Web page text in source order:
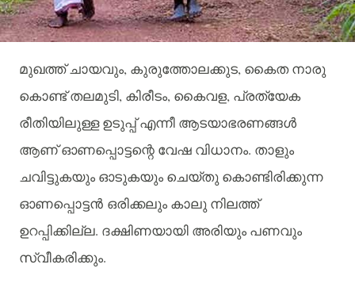
മുഖത്ത് ചായവും, കുരുത്തോലക്കുട, കൈത നാരു
കൊണ്ട് തലമുടി, കിരീടം, കൈവള, പ്രത്യേക
രീതിയിലുള്ള ഉടുപ്പ് എന്നീ ആടയാഭരണങ്ങള്‍
ആണ് ഓണപ്പൊട്ടന്റെ വേഷ വിധാനം. താളും
ചവിട്ടുകയും ഓടുകയും ചെയ്തു കൊണ്ടിരിക്കുന്ന
ഓണപ്പൊട്ടന്‍ ഒരിക്കലും കാലു നിലത്ത്
ഉറപ്പിക്കില്ല. ദക്ഷിണയായി അരിയും പണവും
സ്വീകരിക്കും.